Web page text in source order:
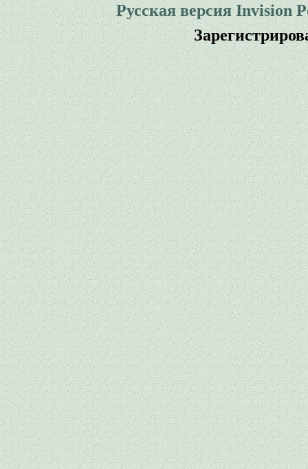
Русская версия Invision